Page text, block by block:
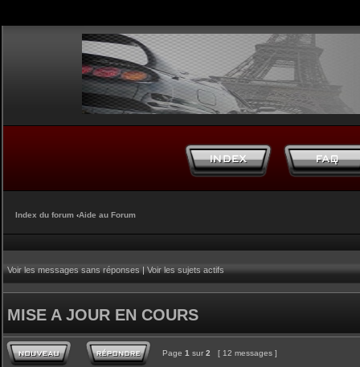
Index du forum ‹Aide au Forum
Voir les messages sans réponses|Voir les sujets actifs
MISE A JOUR EN COURS
Page 1 sur 2 [ 12 messages ]